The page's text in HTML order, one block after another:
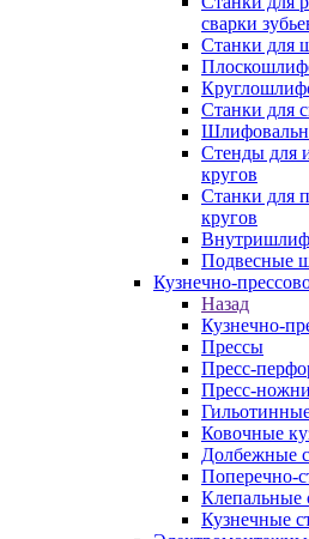
сварки
Станки для
Станки для
Стенды для
кругов
Станки для
кругов
Подвесные
Кузнечно-
Назад
Кузнечно-
Прессы
Пресс-
Пресс-
Ковочные
Долбежные
Поперечно-
Клепальные
Кузнечные